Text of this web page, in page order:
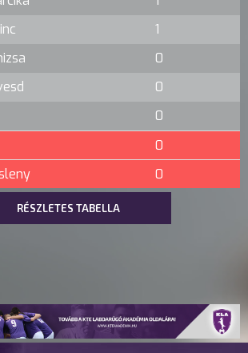
1
0
0
0
0
0
RÉSZLETES TABELLA